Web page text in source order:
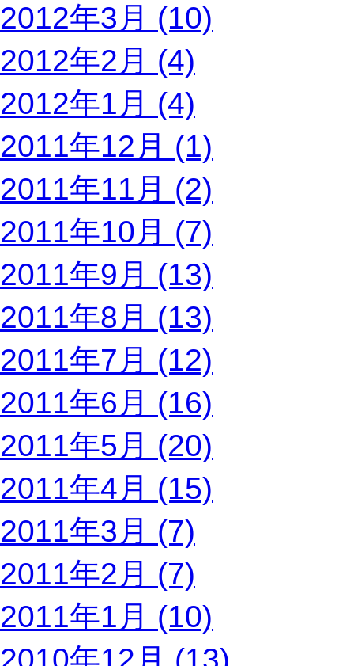
2012年3月 (10)
2012年2月 (4)
2012年1月 (4)
2011年12月 (1)
2011年11月 (2)
2011年10月 (7)
2011年9月 (13)
2011年8月 (13)
2011年7月 (12)
2011年6月 (16)
2011年5月 (20)
2011年4月 (15)
2011年3月 (7)
2011年2月 (7)
2011年1月 (10)